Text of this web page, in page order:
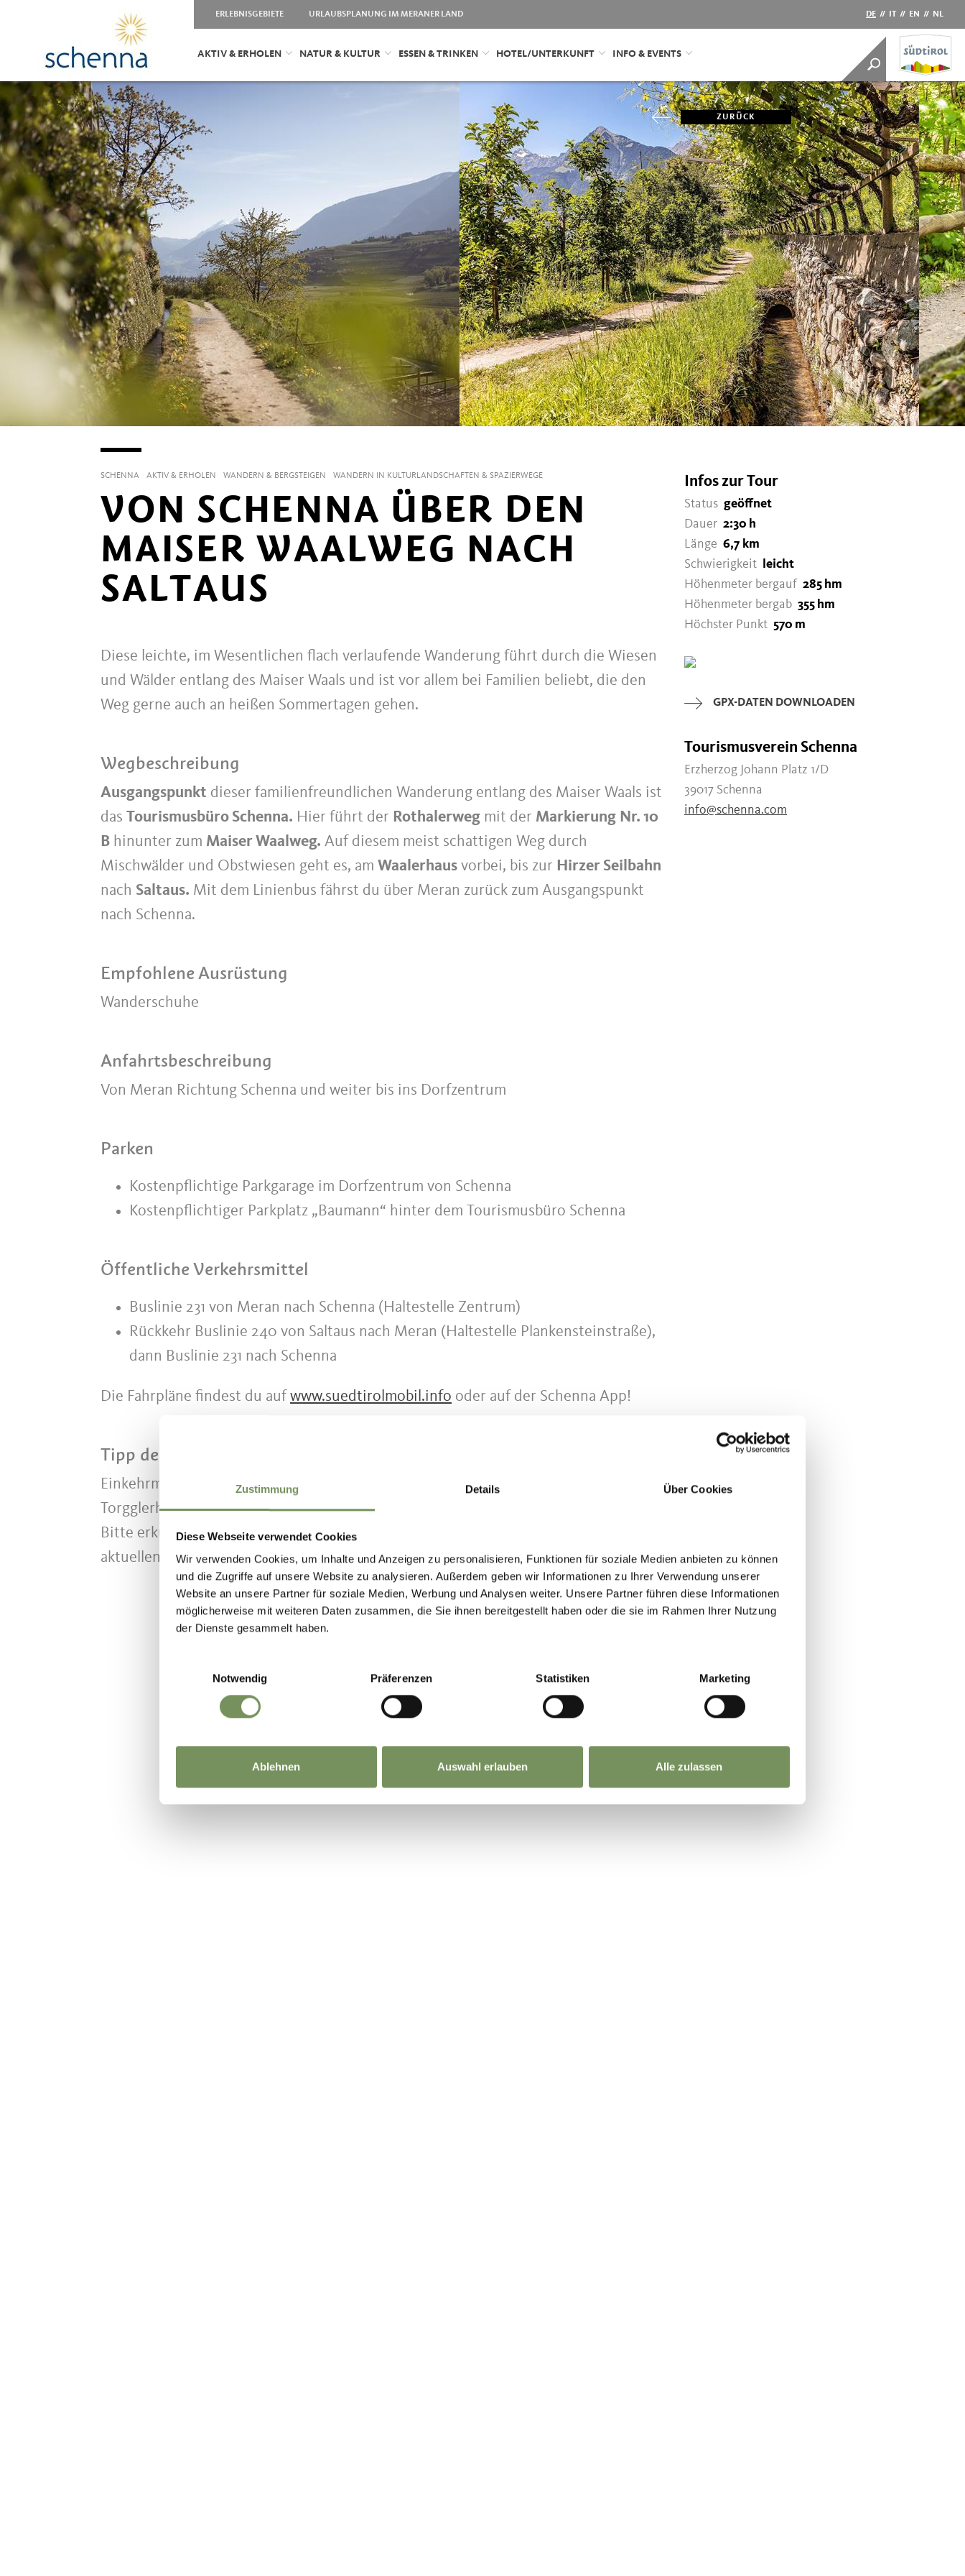
Zustimmung Details Über Cookies
Diese Webseite verwendet Cookies
Wir verwenden Cookies, um Inhalte und Anzeigen zu personalisieren, Funktionen für soziale Medien anbieten zu können
und die Zugriffe auf unsere Website zu analysieren. Außerdem geben wir Informationen zu Ihrer Verwendung unserer
Website an unsere Partner für soziale Medien, Werbung und Analysen weiter. Unsere Partner führen diese Informationen
möglicherweise mit weiteren Daten zusammen, die Sie ihnen bereitgestellt haben oder die sie im Rahmen Ihrer Nutzung
der Dienste gesammelt haben.
Notwendig
Präferenzen Statistiken Marketing
Ablehnen Auswahl erlauben Alle zulassen
ERLEBNISGEBIETE URLAUBSPLANUNG IM MERANER LAND DE // IT // EN // NL
AKTIV & ERHOLEN NATUR & KULTUR ESSEN & TRINKEN HOTEL/UNTERKUNFT INFO & EVENTS
ZURÜCK
SCHENNA AKTIV & ERHOLEN WANDERN & BERGSTEIGEN WANDERN IN KULTURLANDSCHAFTEN & SPAZIERWEGE
VON SCHENNA ÜBER DEN
MAISER WAALWEG NACH
SALTAUS
Diese leichte, im Wesentlichen flach verlaufende Wanderung führt durch die Wiesen
und Wälder entlang des Maiser Waals und ist vor allem bei Familien beliebt, die den
Weg gerne auch an heißen Sommertagen gehen.
Wegbeschreibung
Ausgangspunkt dieser familienfreundlichen Wanderung entlang des Maiser Waals ist
das Tourismusbüro Schenna. Hier führt der Rothalerweg mit der Markierung Nr. 10
B hinunter zum Maiser Waalweg. Auf diesem meist schattigen Weg durch
Mischwälder und Obstwiesen geht es, am Waalerhaus vorbei, bis zur Hirzer Seilbahn
nach Saltaus. Mit dem Linienbus fährst du über Meran zurück zum Ausgangspunkt
nach Schenna.
Empfohlene Ausrüstung
Wanderschuhe
Anfahrtsbeschreibung
Von Meran Richtung Schenna und weiter bis ins Dorfzentrum
Parken
Kostenpflichtige Parkgarage im Dorfzentrum von Schenna
Kostenpflichtiger Parkplatz „Baumann“ hinter dem Tourismusbüro Schenna
Öffentliche Verkehrsmittel
Buslinie 231 von Meran nach Schenna (Haltestelle Zentrum)
Rückkehr Buslinie 240 von Saltaus nach Meran (Haltestelle Plankensteinstraße),
dann Buslinie 231 nach Schenna
Die Fahrpläne findest du auf www.suedtirolmobil.info oder auf der Schenna App!
Tipp des Autors
Einkehrmöglichkeiten unterwegs: im Ortskern von Schenna oder zum Schluss beim
Torgglerhof in Saltaus.
Bitte erkundige dich vorher im Tourismusbüro oder über die Schenna App über die
aktuellen Öffnungszeiten.
Infos zur Tour
Status geöffnet
Dauer 2:30 h
Länge 6,7 km
Schwierigkeit
leicht
Höhenmeter bergauf 285 hm
Höhenmeter bergab 355 hm
Höchster Punkt 570 m
GPX-DATEN DOWNLOADEN
Tourismusverein Schenna
Erzherzog Johann Platz 1/D
39017 Schenna
info@schenna.com